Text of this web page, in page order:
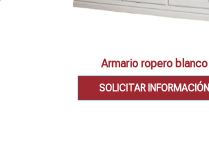
Armario ropero blanco
SOLICITAR INFORMACIÓN